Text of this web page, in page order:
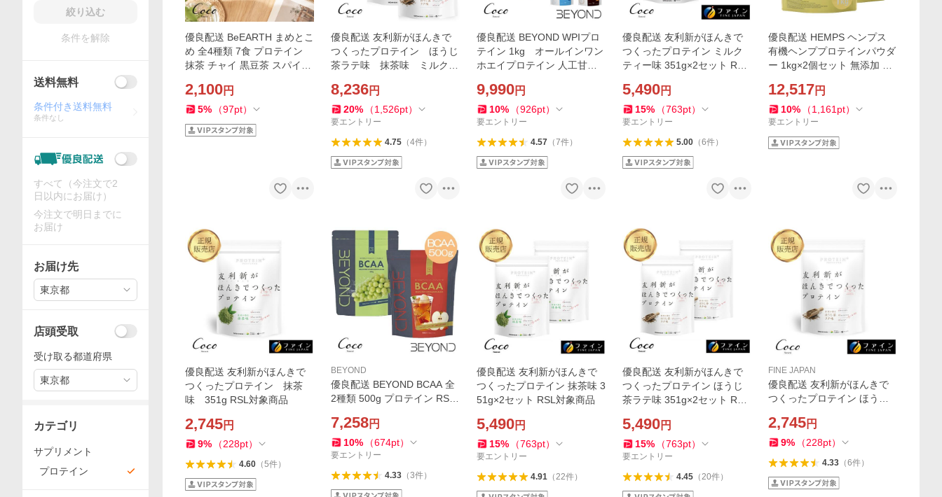
優良配送 BeEARTH まめとこ
め 全4種類 7食 プロテイン
抹茶 チャイ 黒豆茶 スパイス
米 RSL対象商品
2,100円
5% （97pt）
優良配送 友利新がほんきで
つくったプロテイン ほうじ
茶ラテ味 抹茶味 ミルクテ
3個セット 友利新先生監修 日
本製 RSL対象商品
8,236円
20% （1,526pt）
要エントリー
4.75（4件）
優良配送 BEYOND WPIプロ
テイン 1kg オールインワン
ホエイプロテイン 人工甘味
トレ トレーニング 粉末 大 R
SL対象商品
9,990円
10% （926pt）
要エントリー
4.57（7件）
優良配送 友利新がほんきで
つくったプロテイン ミルク
ティー味 351g×2セット RSL
5,490円
15% （763pt）
要エントリー
5.00（6件）
優良配送 HEMPS ヘンプス
有機ヘンププロテインパウダ
ー 1kg×2個セット 無添加 オ
アミノ酸 必須脂肪酸 ミネラ
ル RSL対象商品
12,517円
10% （1,161 pt）
要エントリー
優良配送 友利新がほんきで
つくったプロテイン 抹茶
味 351g RSL対象商品
2,745円
9% （228pt）
4.60（5件）
BEYOND
優良配送 BEYOND BCAA 全
2種類 500g プロテイン RSL
7,258円
10% （674pt）
要エントリー
4.33（3件）
優良配送 友利新がほんきで
つくったプロテイン 抹茶味 3
51g×2セット RSL対象商品
5,490円
15% （763pt）
要エントリー
4.91（22件）
優良配送 友利新がほんきで
つくったプロテイン ほうじ
茶ラテ味 351g×2セット RSL
5,490円
15% （763pt）
要エントリー
4.45（20件）
FINE JAPAN
優良配送 友利新がほんきで
つくったプロテイン ほうじ
2,745円
9% （228pt）
4.33（6件）
絞り込む
条件を解除
送料無料
条件付き送料無料
条件なし
すべて（今注文で2
日以内にお届け）
今注文で明日までに
お届け
お届け先
東京都
店頭受取
受け取る都道府県
東京都
カテゴリ
サプリメント
プロテイン